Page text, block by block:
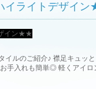
ライトデザイ
ルのご紹介♪ 襟足キュッ
手入れも簡単◎ 軽くアイ